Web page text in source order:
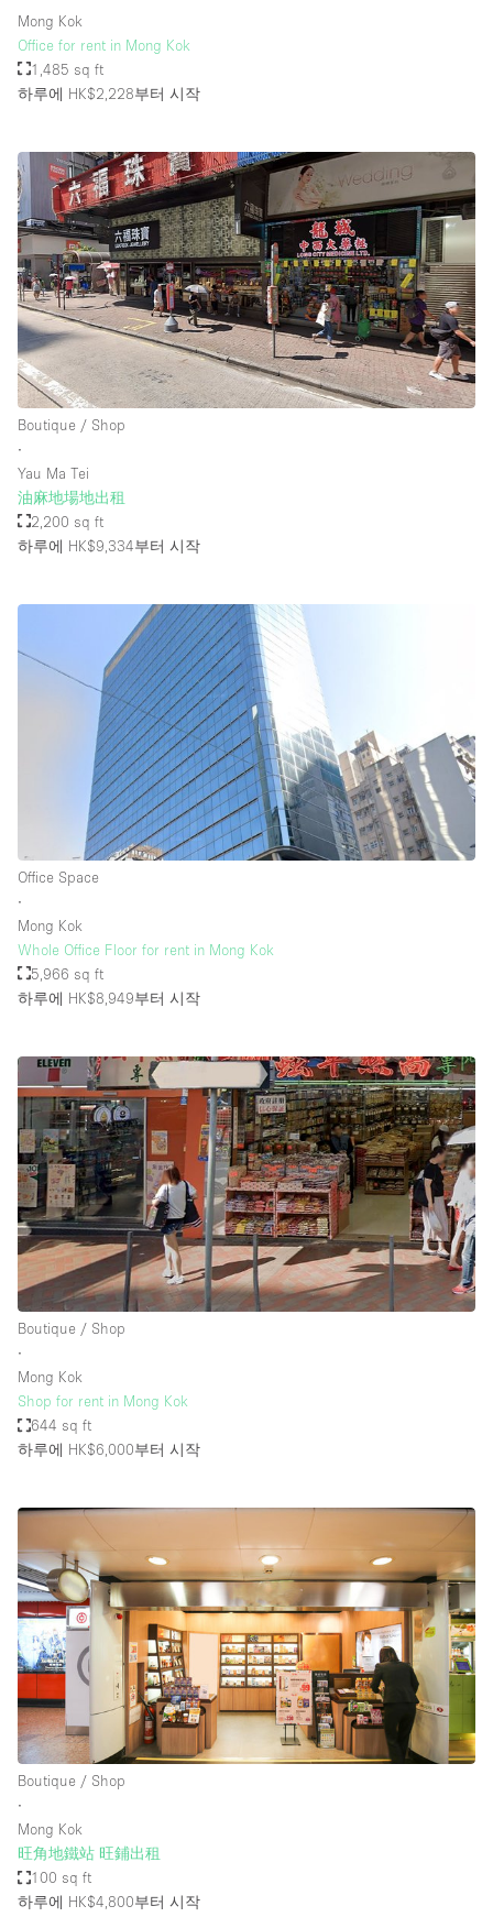
Mong Kok
Office for rent in Mong Kok
1,485 sq ft
하루에 HK$2,228부터 시작
Boutique / Shop
∙
Yau Ma Tei
油麻地場地出租
2,200 sq ft
하루에 HK$9,334부터 시작
Office Space
∙
Mong Kok
Whole Office Floor for rent in Mong Kok
5,966 sq ft
하루에 HK$8,949부터 시작
Boutique / Shop
∙
Mong Kok
Shop for rent in Mong Kok
644 sq ft
하루에 HK$6,000부터 시작
Boutique / Shop
∙
Mong Kok
旺角地鐵站 旺鋪出租
100 sq ft
하루에 HK$4,800부터 시작